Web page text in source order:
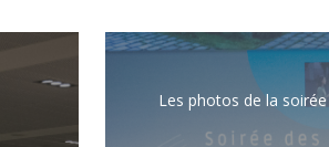
Les photos de la soirée
Learn